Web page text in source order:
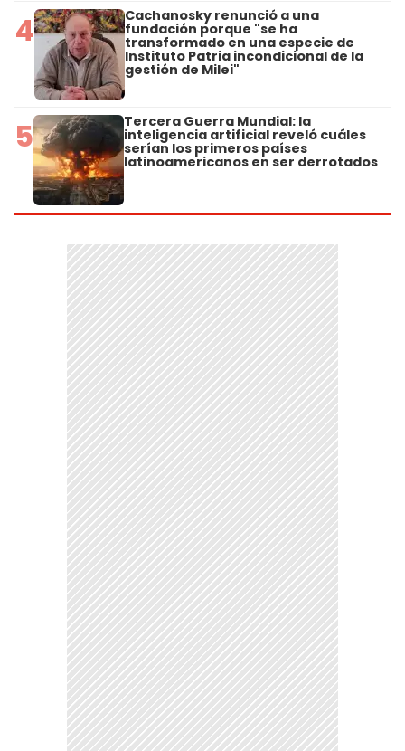
4 Cachanosky renunció a una
fundación porque "se ha
transformado en una especie de
Instituto Patria incondicional de la
gestión de Milei"
5 Tercera Guerra Mundial: la
inteligencia artificial reveló cuáles
serían los primeros países
latinoamericanos en ser derrotados